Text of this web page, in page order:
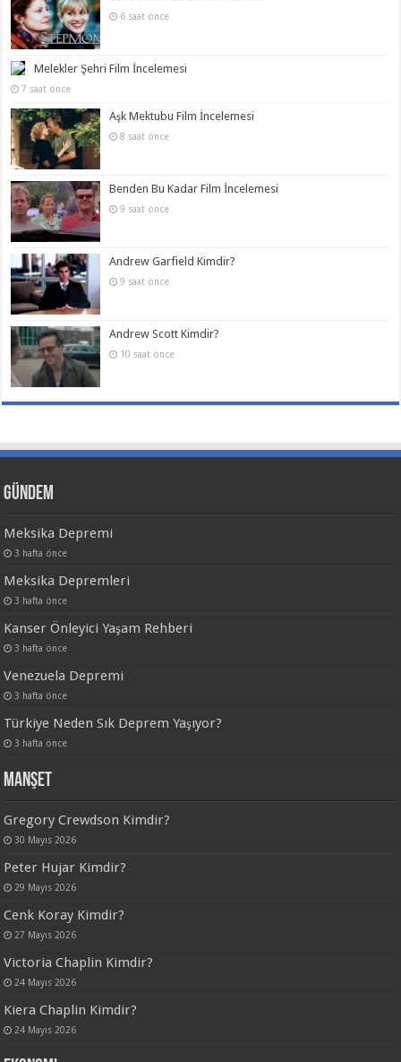
6 saat önce
Melekler Şehri Film İncelemesi
7 saat önce
Aşk Mektubu Film İncelemesi
8 saat önce
Benden Bu Kadar Film İncelemesi
9 saat önce
Andrew Garfield Kimdir?
9 saat önce
Andrew Scott Kimdir?
10 saat önce
Gündem
Meksika Depremi
3 hafta önce
Meksika Depremleri
3 hafta önce
Kanser Önleyici Yaşam Rehberi
3 hafta önce
Venezuela Depremi
3 hafta önce
Türkiye Neden Sık Deprem Yaşıyor?
3 hafta önce
Manşet
Gregory Crewdson Kimdir?
30 Mayıs 2026
Peter Hujar Kimdir?
29 Mayıs 2026
Cenk Koray Kimdir?
27 Mayıs 2026
Victoria Chaplin Kimdir?
24 Mayıs 2026
Kiera Chaplin Kimdir?
24 Mayıs 2026